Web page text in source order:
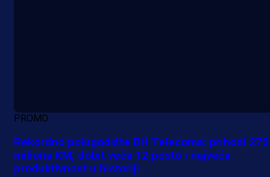
PROMO
Rekordno polugodište BH Telecoma: prihodi
miliona KM, dobit veća 12 posto i najveća
produktivnost u historiji